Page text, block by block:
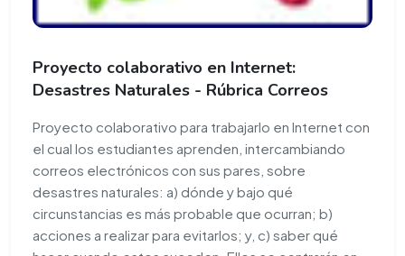
Proyecto colaborativo en Internet:
Desastres Naturales - Rúbrica Correos
Proyecto colaborativo para trabajarlo en Internet con
el cual los estudiantes aprenden, intercambiando
correos electrónicos con sus pares, sobre
desastres naturales: a) dónde y bajo qué
circunstancias es más probable que ocurran; b)
acciones a realizar para evitarlos; y, c) saber qué